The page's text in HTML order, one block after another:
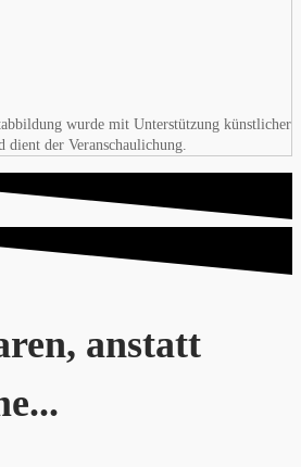
wurde mit Unterstützung künstlicher
dient der Veranschaulichung.
anstatt